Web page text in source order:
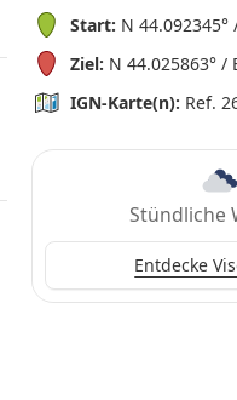
Start: N 44.092345°
Ziel: N 44.025863° /
IGN-Karte(n): Ref.
Stündliche
Entdecke